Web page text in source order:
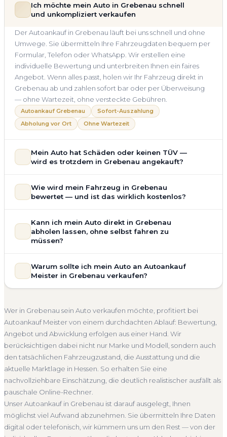
Ich möchte mein Auto in Grebenau schnell
und unkompliziert verkaufen
Der Autoankauf in Grebenau läuft bei uns schnell und ohne
Umwege. Sie übermitteln Ihre Fahrzeugdaten bequem per
Formular, Telefon oder WhatsApp. Wir erstellen eine
individuelle Bewertung und unterbreiten Ihnen ein faires
Angebot. Wenn alles passt, holen wir Ihr Fahrzeug direkt in
Grebenau ab und zahlen sofort bar oder per Überweisung
— ohne Wartezeit, ohne versteckte Gebühren.
Autoankauf Grebenau
Sofort-Auszahlung
Abholung vor Ort
Ohne Wartezeit
Mein Auto hat Schäden oder keinen TÜV —
wird es trotzdem in Grebenau angekauft?
Motorschaden, Getriebeschaden, abgelaufenem TÜV oder
allgemeinem Reparaturbedarf direkt in Grebenau an. Der
Bewertung ein. Anders als Online-Rechner berücksichtigen
wir den realen Zustand und die aktuelle Nachfrage für eine
Getriebeschaden
Faire Bewertung
Wie wird mein Fahrzeug in Grebenau
bewertet — und ist das wirklich kostenlos?
Grebenau ist vollständig kostenlos und unverbindlich. Wir
prüfen Marke, Modell, Baujahr, Kilometerstand, Ausstattung,
Einschätzung, die nah am tatsächlichen Verkaufspreis liegt —
speziell für den Markt in Hessen.
Kann ich mein Auto direkt in Grebenau
abholen lassen, ohne selbst fahren zu
müssen?
umfasst die kostenlose Abholung direkt an Ihrer Adresse —
egal ob zu Hause, am Arbeitsplatz oder an einem Treffpunkt
erfolgt direkt bei Übergabe, auf Wunsch übernehmen wir
auch die Abmeldung.
Abholung Grebenau Nicht fahrbereit
Barzahlung
Abmeldung inklusive
Warum sollte ich mein Auto an Autoankauf
Meister in Grebenau verkaufen?
deutschlandweit an — auch in Grebenau und ganz Hessen.
Sie erhalten eine kostenlose Bewertung, ein verbindliches
Angebot und auf Wunsch den kompletten Service von der
Abholung bis zur Abmeldung. Über 4.800 zufriedene
Kunden sprechen für sich.
Seit 2010 4.800+ Ankäufe Komplettservice
Wer in Grebenau sein Auto verkaufen möchte, profitiert bei
Autoankauf Meister von einem durchdachten Ablauf: Bewertung,
Angebot und Abwicklung erfolgen aus einer Hand. Wir
berücksichtigen dabei nicht nur Marke und Modell, sondern auch
den tatsächlichen Fahrzeugzustand, die Ausstattung und die
aktuelle Marktlage in Hessen. So erhalten Sie eine
nachvollziehbare Einschätzung, die deutlich realistischer ausfällt als
pauschale Online-Rechner.
Unser Autoankauf in Grebenau ist darauf ausgelegt, Ihnen
möglichst viel Aufwand abzunehmen. Sie übermitteln Ihre Daten
digital oder telefonisch, wir kümmern uns um den Rest — von der